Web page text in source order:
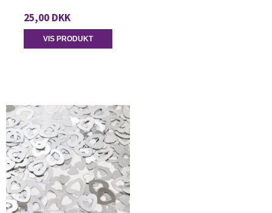
25,00 DKK
VIS PRODUKT